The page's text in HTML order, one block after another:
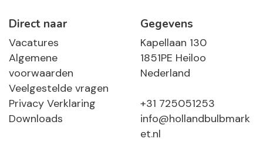
Direct naar
Vacatures
Algemene
voorwaarden
Veelgestelde vragen
Privacy Verklaring
Downloads
Gegevens
Kapellaan 130
1851PE Heiloo
Nederland
+31 725051253
info@hollandbulbmark
et.nl